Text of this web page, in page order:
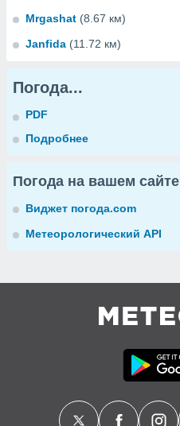
Mrgashat (8.67 км)
Janfida (11.72 км)
Погода...
PDF
Подробнее
Погода на вашем сайте
Виджет погода.com
Метеорологический API